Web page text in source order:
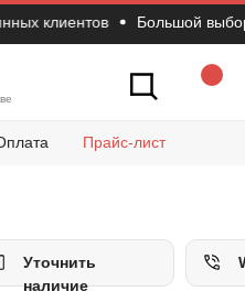
клиентов Большой выбор
Как сделать
Прайс-лист
Уточнить
наличие